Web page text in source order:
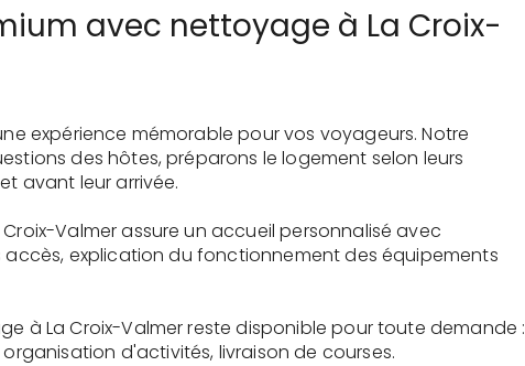
avec nettoyage à La Croix-
expérience mémorable pour vos voyageurs. Notre
des hôtes, préparons le logement selon leurs
avant leur arrivée.
Valmer assure un accueil personnalisé avec
explication du fonctionnement des équipements
à La Croix-Valmer reste disponible pour toute demande :
d'activités, livraison de courses.